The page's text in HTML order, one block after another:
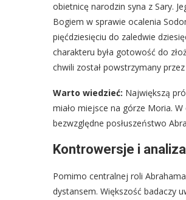
obietnicę narodzin syna z Sary.
Bogiem w sprawie ocalenia
pięćdziesięciu do zaledwie
charakteru była gotowość do
chwili został powstrzymany
Warto wiedzieć: Największą
miało miejsce na górze Moria.
bezwzględne posłuszeństwo
Kontrowersje i
Pomimo centralnej roli
dystansem. Większość badaczy